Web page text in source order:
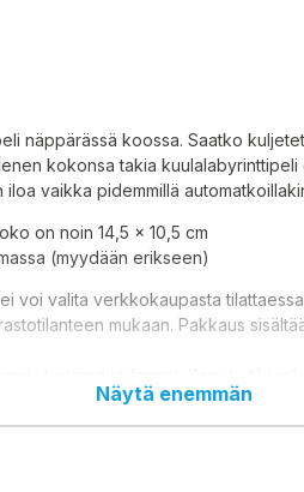
näppärässä koossa. Saatko
kokonsa takia
iloa vaikka pidemmillä
on noin 14,5 x 10,5 cm
(myydään erikseen)
voi valita verkkokaupasta
mukaan. Pakkaus
stigen? Det lilla formatet gör
använda även under längre
14,5 x 10,5 cm
Näytä enemmän